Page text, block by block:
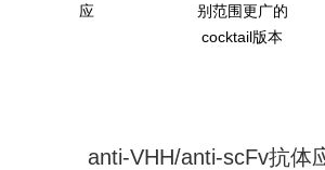
应
别范围更广的
cocktail版本
anti-VHH/anti-scFv抗体